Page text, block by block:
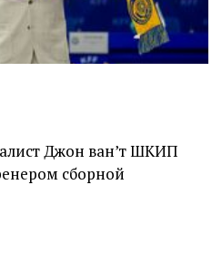
Джон ван’т ШКИП
сборной